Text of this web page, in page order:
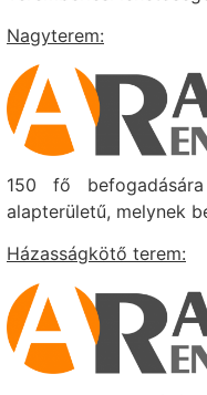
Nagyterem:
150 fő
alapterületű, melynek
Házasságkötő terem: